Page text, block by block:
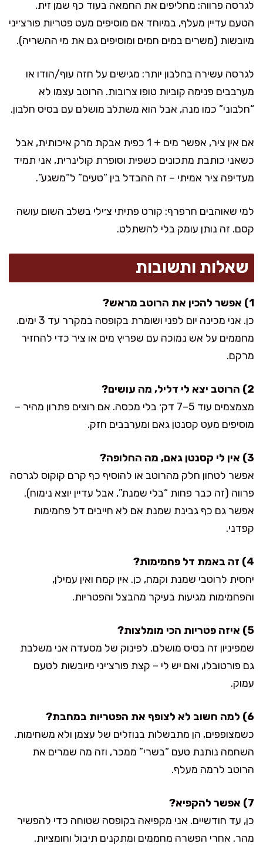
לגרסה פרווה: מחליפים את החמאה בעוד כף שמן זית.
הטעם עדיין מעלף, במיוחד אם מוסיפים מעט פטריות פורצ׳יני
מיובשות (משרים במים חמים ומוסיפים גם את מי ההשריה).
לגרסה עשירה בחלבון יותר: מגישים על חזה עוף/הודו או
מערבבים פנימה קוביות טופו צרובות. הרוטב עצמו לא
“חלבוני” כמו מנה, אבל הוא משתלב מושלם עם בסיס חלבון.
אם אין ציר, אפשר מים + 1 כפית אבקת מרק איכותית, אבל
כשאני כותבת מתכונים כשפית וסופרת קולינרית, אני תמיד
מעדיפה ציר אמיתי – זה ההבדל בין “טעים” ל“משגע”.
למי שאוהבים חרפרף: קורט פתיתי צ׳ילי בשלב השום עושה
קסם. זה נותן עומק בלי להשתלט.
שאלות ותשובות
1) אפשר להכין את הרוטב מראש?
כן. אני מכינה יום לפני ושומרת בקופסה במקרר עד 3 ימים.
מחממים על אש נמוכה עם שפריץ מים או ציר כדי להחזיר
מרקם.
2) הרוטב יצא לי דליל, מה עושים?
מצמצמים עוד 5–7 דק׳ בלי מכסה. אם רוצים פתרון מהיר –
מוסיפים מעט קסנטן גאם ומערבבים חזק.
3) אין לי קסנטן גאם, מה החלופה?
אפשר לטחון חלק מהרוטב או להוסיף כף קרם קוקוס לגרסה
פרווה (זה כבר פחות “בלי שמנת”, אבל עדיין יוצא נימוח).
אפשר גם כף גבינת שמנת אם לא חייבים דל פחמימות
קפדני.
4) זה באמת דל פחמימות?
יחסית לרוטבי שמנת וקמח, כן. אין קמח ואין עמילן,
והפחמימות מגיעות בעיקר מהבצל והפטריות.
5) איזה פטריות הכי מומלצות?
שמפיניון זה בסיס מושלם. לפינוק של מסעדה אני משלבת
גם פורטובלו, ואם יש לי – קצת פורצ׳יני מיובשות לטעם
עמוק.
6) למה חשוב לא לצופף את הפטריות במחבת?
כשמצופפים, הן מתבשלות בנוזלים של עצמן ולא משחימות.
השחמה נותנת טעם “בשרי” ממכר, וזה מה שמרים את
הרוטב לרמה מעלף.
7) אפשר להקפיא?
כן, עד חודשיים. אני מקפיאה בקופסה שטוחה כדי להפשיר
מהר. אחרי הפשרה מחממים ומתקנים תיבול וחומציות.